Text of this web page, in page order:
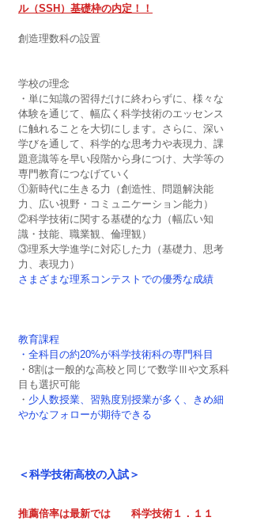
ル（SSH）基礎枠の内定！！
創造理数科の設置
学校の理念
・単に知識の習得だけに終わらずに、様々な
体験を通じて、幅広く科学技術のエッセンス
に触れることを大切にします。さらに、深い
学びを通して、科学的な思考力や表現力、課
題意識等を早い段階から身につけ、大学等の
専門教育につなげていく
①新時代に生きる力（創造性、問題解決能
力、広い視野・コミュニケーション能力）
②科学技術に関する基礎的な力（幅広い知
識・技能、職業観、倫理観）
③理系大学進学に対応した力（基礎力、思考
力、表現力）
さまざまな理系コンテストでの優秀な成績
教育課程
・全科目の約20%が科学技術科の専門科目
・8割は一般的な高校と同じで数学Ⅲや文系科
目も選択可能
・ 少人数授業、習熟度別授業が多く、きめ細
やかなフォローが期待できる
＜科学技術高校の入試＞
推薦倍率は最新では　　科学技術１．１１